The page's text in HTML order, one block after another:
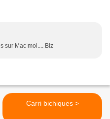
sur Mac moi.... Biz
Carri bichiques >